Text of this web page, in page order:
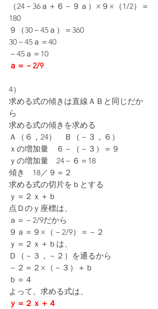
（24－36ａ＋６－９ａ）×９×（1/2）＝
180
９（30－45ａ）＝360
30－45ａ＝40
－45ａ＝10
ａ＝－2/9
4）
求める式の傾きは直線ＡＢと同じだか
ら
求める式の傾きを求める
Ａ（６，24）　Ｂ（－３，６）
ｘの増加量　６－（－３）＝９
ｙの増加量　24－６＝18
傾き　18／９＝２
求める式の切片をｂとする
ｙ＝２ｘ＋ｂ
点Ｄのｙ座標は、
ａ＝－2/9だから
９ａ＝９×（－2/9）＝－２
ｙ＝２ｘ＋ｂは、
Ｄ（－３，－２）を通るから
－２＝２×（－３）＋ｂ
ｂ＝４
よって、求める式は、
ｙ＝２ｘ＋４